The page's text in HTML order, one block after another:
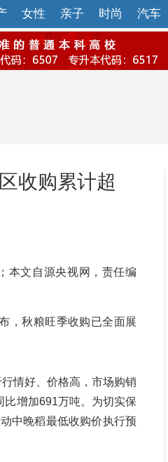
女性 亲子 时尚 汽车
收购累计超
文自源央视网，责任编
，秋粮旺季收购已全面展
情好、价格高，市场购销
增加691万吨。为切实保
中晚稻最低收购价执行预